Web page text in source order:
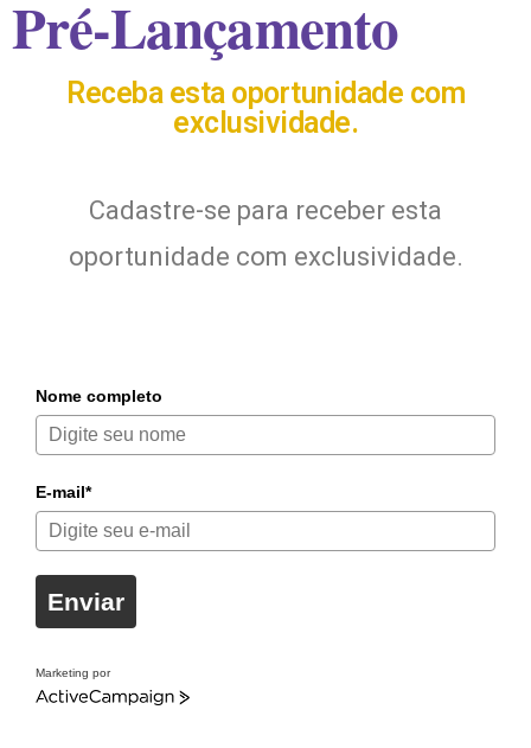
Pré-Lançamento
Receba esta oportunidade com
exclusividade.
Cadastre-se para receber esta
oportunidade com exclusividade.
Nome completo
E-mail*
Enviar
Marketing por
ActiveCampaign